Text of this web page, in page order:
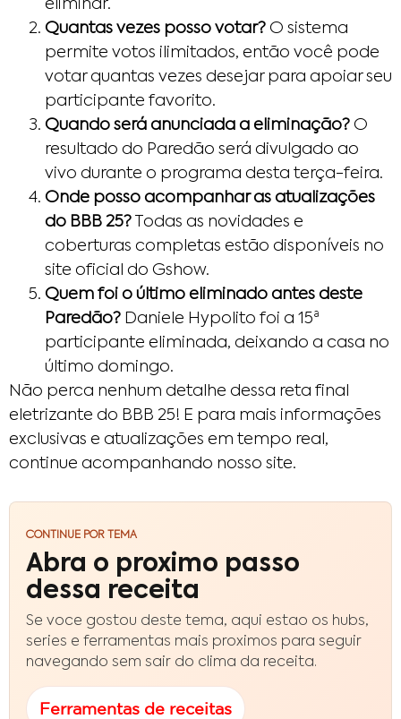
eliminar.
Quantas vezes posso votar? O sistema
permite votos ilimitados, então você pode
votar quantas vezes desejar para apoiar seu
participante favorito.
Quando será anunciada a eliminação? O
resultado do Paredão será divulgado ao
vivo durante o programa desta terça-feira.
Onde posso acompanhar as atualizações
do BBB 25? Todas as novidades e
coberturas completas estão disponíveis no
site oficial do Gshow.
Quem foi o último eliminado antes deste
Paredão? Daniele Hypolito foi a 15ª
participante eliminada, deixando a casa no
último domingo.
Não perca nenhum detalhe dessa reta final
eletrizante do BBB 25! E para mais informações
exclusivas e atualizações em tempo real,
continue acompanhando nosso site.
CONTINUE POR TEMA
Abra o proximo passo
dessa receita
Se voce gostou deste tema, aqui estao os hubs,
series e ferramentas mais proximos para seguir
navegando sem sair do clima da receita.
Ferramentas de receitas